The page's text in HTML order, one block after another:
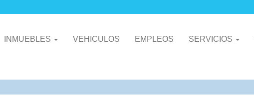
INMUEBLES VEHICULOS EMPLEOS SERVICIOS